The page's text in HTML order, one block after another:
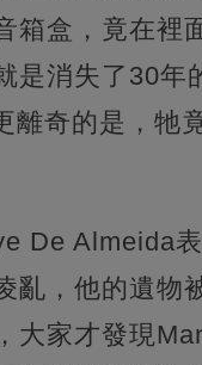
箱盒，竟在裡
是消失了30年
離奇的是，牠
De Almeida
亂，他的遺物
大家才發現